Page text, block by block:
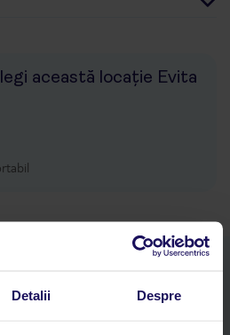
Detalii Despre
această locație Evita
din toată lumea